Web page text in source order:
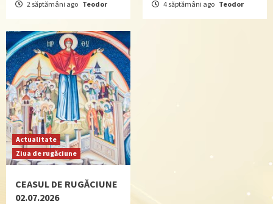
2 săptămâni ago Teodor 4 săptămâni ago Teodor
Actualitate
Ziua de rugăciune
CEASUL DE RUGĂCIUNE
02.07.2026